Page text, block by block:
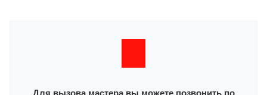
Для вызова мастера вы можете позвонить по